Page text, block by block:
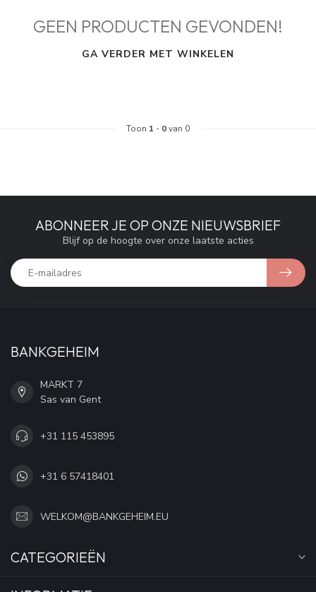
GEEN PRODUCTEN GEVONDEN!
GA VERDER MET WINKELEN
Toon 1 - 0van 0
ABONNEER JE OP ONZE NIEUWSBRIEF
Blijf op de hoogte over onze laatste acties
BANKGEHEIM
MARKT 7
Sas van Gent
+31 115 453895
+31 6 57418401
WELKOM@BANKGEHEIM.EU
CATEGORIEËN